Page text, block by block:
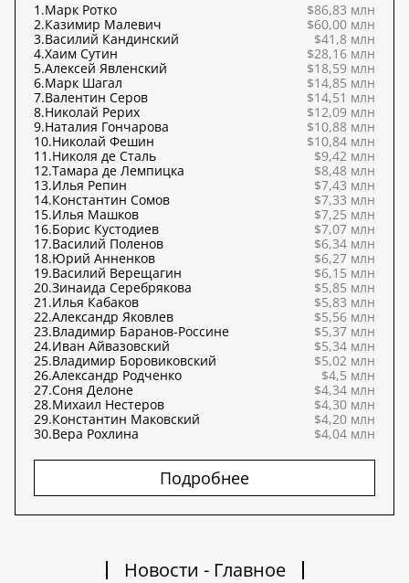
1.Марк Ротко
$86,83 млн
2.Казимир Малевич
$60,00 млн
3.Василий Кандинский
$41,8 млн
4.Хаим Сутин
$28,16 млн
5.Алексей Явленский
$18,59 млн
6.Марк Шагал
$14,85 млн
7.Валентин Серов
$14,51 млн
8.Николай Рерих
$12,09 млн
9.Наталия Гончарова
$10,88 млн
10.Николай Фешин
$10,84 млн
11.Николя де Сталь
$9,42 млн
12.Тамара де Лемпицка
$8,48 млн
13.Илья Репин
$7,43 млн
14.Константин Сомов
$7,33 млн
15.Илья Машков
$7,25 млн
16.Борис Кустодиев
$7,07 млн
17.Василий Поленов
$6,34 млн
18.Юрий Анненков
$6,27 млн
19.Василий Верещагин
$6,15 млн
20.Зинаида Серебрякова
$5,85 млн
21.Илья Кабаков
$5,83 млн
22.Александр Яковлев
$5,56 млн
23.Владимир Баранов-Россине
$5,37 млн
24.Иван Айвазовский
$5,34 млн
25.Владимир Боровиковский
$5,02 млн
26.Александр Родченко
$4,5 млн
27.Соня Делоне
$4,34 млн
28.Михаил Нестеров
$4,30 млн
29.Константин Маковский
$4,20 млн
30.Вера Рохлина $4,04 млн
Подробнее
Новости - Главное